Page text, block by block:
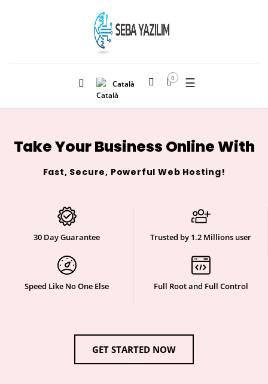
Català
0 ☰
Take Your Business Online With
Fast, Secure, Powerful Web Hosting!
30 Day Guarantee Trusted by 1.2 Millions user
Speed Like No One Else Full Root and Full Control
GET STARTED NOW